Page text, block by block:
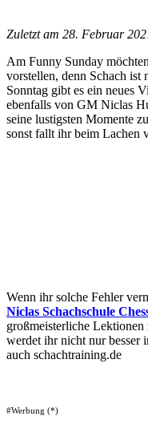
Zuletzt am 28. Februar
Am Funny Sunday
vorstellen, denn Schach ist
Sonntag gibt es ein neues
ebenfalls von GM Niclas
seine lustigsten Momente
sonst fallt ihr beim Lachen
Wenn ihr solche Fehler
Niclas Schachschule
großmeisterliche
werdet ihr nicht nur besser
auch schachtraining.de
#Werbung (*)